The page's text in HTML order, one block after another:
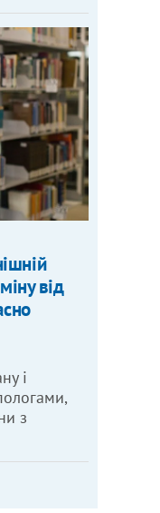
від
і
з